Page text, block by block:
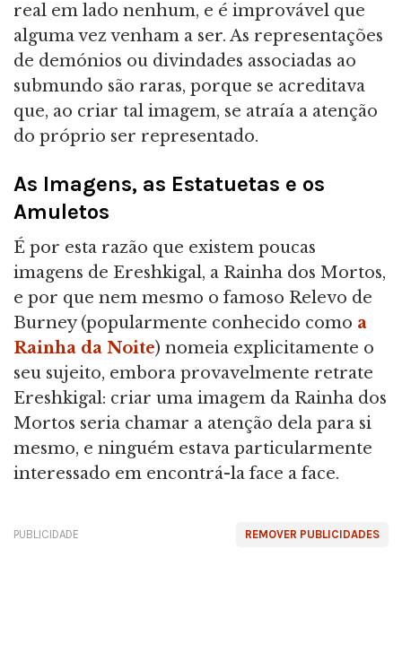
real em lado nenhum, e é improvável que
alguma vez venham a ser. As representações
de demónios ou divindades associadas ao
submundo são raras, porque se acreditava
que, ao criar tal imagem, se atraía a atenção
do próprio ser representado.
As Imagens, as Estatuetas e os
Amuletos
É por esta razão que existem poucas
imagens de Ereshkigal, a Rainha dos Mortos,
e por que nem mesmo o famoso Relevo de
Burney (popularmente conhecido como a
Rainha da Noite) nomeia explicitamente o
seu sujeito, embora provavelmente retrate
Ereshkigal: criar uma imagem da Rainha dos
Mortos seria chamar a atenção dela para si
mesmo, e ninguém estava particularmente
interessado em encontrá-la face a face.
REMOVER PUBLICIDADES
PUBLICIDADE